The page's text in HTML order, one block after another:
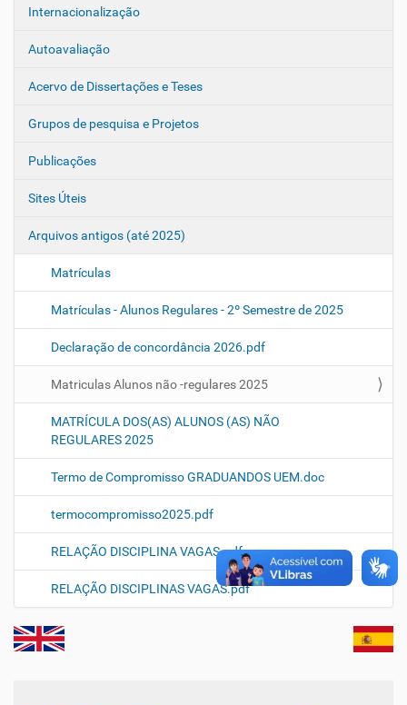
Internacionalização
Autoavaliação
Acervo de Dissertações e Teses
Grupos de pesquisa e Projetos
Publicações
Sites Úteis
Arquivos antigos (até 2025)
Matrículas
Matrículas - Alunos Regulares - 2º Semestre de 2025
Declaração de concordância 2026.pdf
Matriculas Alunos não -regulares 2025
MATRÍCULA DOS(AS) ALUNOS (AS) NÃO
REGULARES 2025
Termo de Compromisso GRADUANDOS UEM.doc
termocompromisso2025.pdf
RELAÇÃO DISCIPLINA VAGAS.pdf
RELAÇÃO DISCIPLINAS VAGAS.pdf